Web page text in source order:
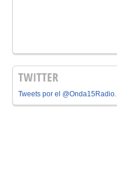
TWITTER
Tweets por el @Onda15Radio.